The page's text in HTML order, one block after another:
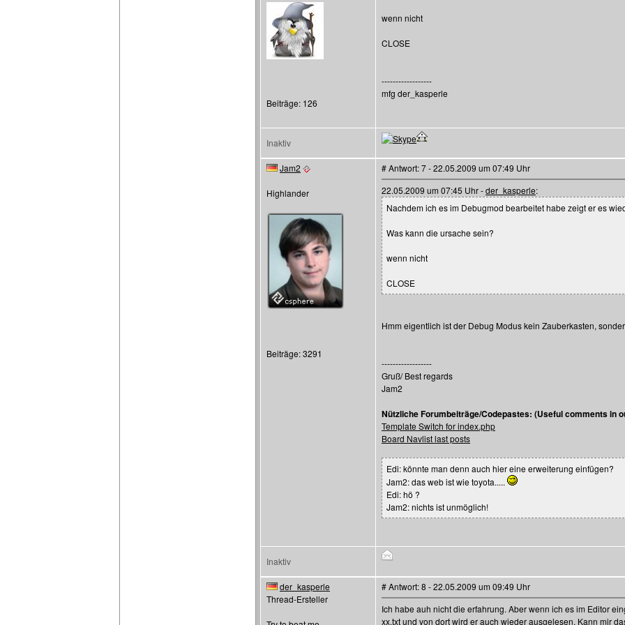
Beiträge: 126
wenn nicht
CLOSE
------------------
mfg der_kasperle
Inaktiv
Jam2
Highlander
Beiträge: 3291
# Antwort: 7 - 22.05.2009 um 07:49 Uhr
22.05.2009 um 07:45 Uhr -der_kasperle:
Nachdem ich es im Debugmod bearbeitet habe zeigt er es
Was kann die ursache sein?
wenn nicht
CLOSE
Hmm eigentlich ist der Debug Modus kein Zauberkasten,
------------------
Gruß/ Best regards
Jam2
Nützliche Forumbeiträge/Codepastes: (Useful comments in
Template Switch for index.php
Board Navlist last posts
Edi: könnte man denn auch hier eine erweiterung einfügen?
Jam2: das web ist wie toyota.....
Edi: hö ?
Jam2: nichts ist unmöglich!
Inaktiv
der_kasperle
Thread-Ersteller
# Antwort: 8 - 22.05.2009 um 09:49 Uhr
Ich habe auh nicht die erfahrung. Aber wenn ich es im Editor
xx.txt und von dort wird er auch wieder ausgelesen. Kann mir